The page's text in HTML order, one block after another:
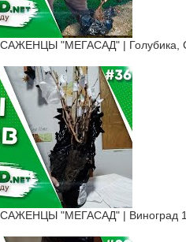
"МЕГАСАД" | Голубика,
"МЕГАСАД" | Виноград